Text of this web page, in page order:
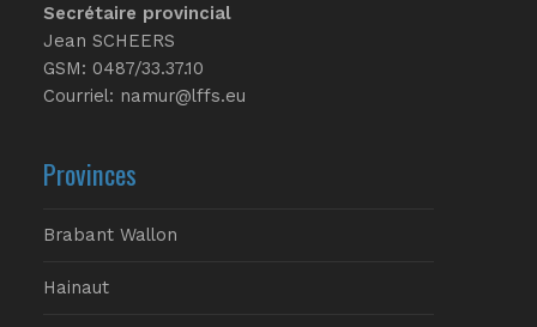
Secrétaire provincial
Jean SCHEERS
GSM: 0487/33.37.10
Courriel: namur@lffs.eu
Provinces
Brabant Wallon
Hainaut